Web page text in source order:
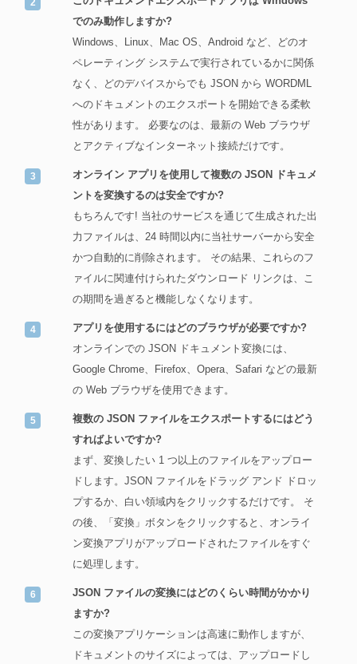
でのみ動作しますか?
Windows、Linux、Mac OS、Android など、どのオ
ペレーティング システムで実行されているかに関係
なく、どのデバイスからでも JSON から WORDML
へのドキュメントのエクスポートを開始できる柔軟
性があります。 必要なのは、最新の Web ブラウザ
とアクティブなインターネット接続だけです。
オンライン アプリを使用して複数の JSON ドキュメ
ントを変換するのは安全ですか?
もちろんです! 当社のサービスを通じて生成された出
力ファイルは、24 時間以内に当社サーバーから安全
かつ自動的に削除されます。 その結果、これらのフ
ァイルに関連付けられたダウンロード リンクは、こ
の期間を過ぎると機能しなくなります。
アプリを使用するにはどのブラウザが必要ですか?
オンラインでの JSON ドキュメント変換には、
Google Chrome、Firefox、Opera、Safari などの最新
の Web ブラウザを使用できます。
複数の JSON ファイルをエクスポートするにはどう
すればよいですか?
まず、変換したい 1 つ以上のファイルをアップロー
ドします。JSON ファイルをドラッグ アンド ドロッ
プするか、白い領域内をクリックするだけです。 そ
の後、「変換」ボタンをクリックすると、オンライ
ン変換アプリがアップロードされたファイルをすぐ
に処理します。
JSON ファイルの変換にはどのくらい時間がかかり
ますか?
この変換アプリケーションは高速に動作しますが、
ドキュメントのサイズによっては、アップロードし